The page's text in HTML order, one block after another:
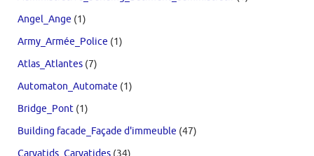
Angel_Ange (1)
Army_Armée_Police (1)
Atlas_Atlantes (7)
Automaton_Automate (1)
Bridge_Pont (1)
Building facade_Façade d'immeuble (47)
Caryatids_Caryatides (34)